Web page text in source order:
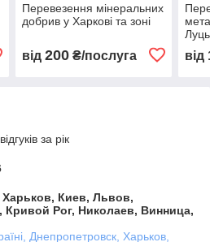
Перевезення мінеральних
добрив у Харкові та зоні
від 200₴/послуга від
за рік
Киев, Львов,
Рог, Николаев, Винница,
Днепропетровск, Харьков,